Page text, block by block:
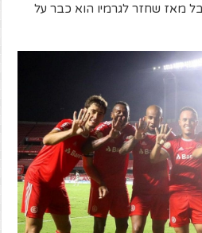
מאז שחזר לגרמיו הוא כבר על